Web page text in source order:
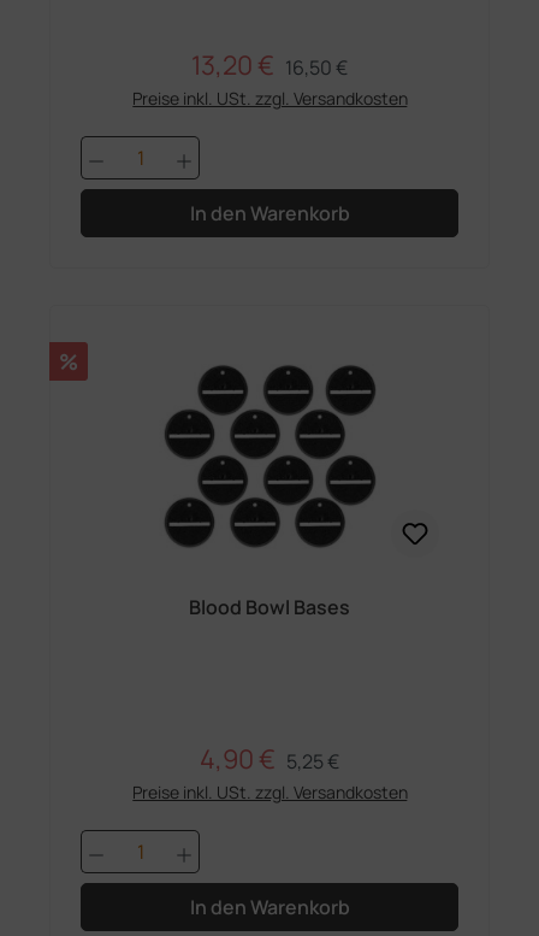
Verkaufspreis:
13,20 € Regulärer Preis:
16,50 €
Preise inkl. USt. zzgl. Versandkosten
Produkt Anzahl: Gib den
In den Warenkorb
Rabatt
%
Blood Bowl Bases
Verkaufspreis:
4,90 € Regulärer Preis:
5,25 €
Preise inkl. USt. zzgl. Versandkosten
Produkt Anzahl: Gib den
In den Warenkorb